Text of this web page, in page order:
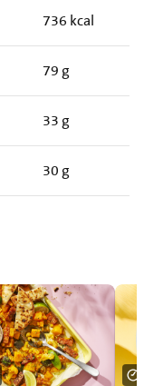
736 kcal
79 g
33 g
30 g